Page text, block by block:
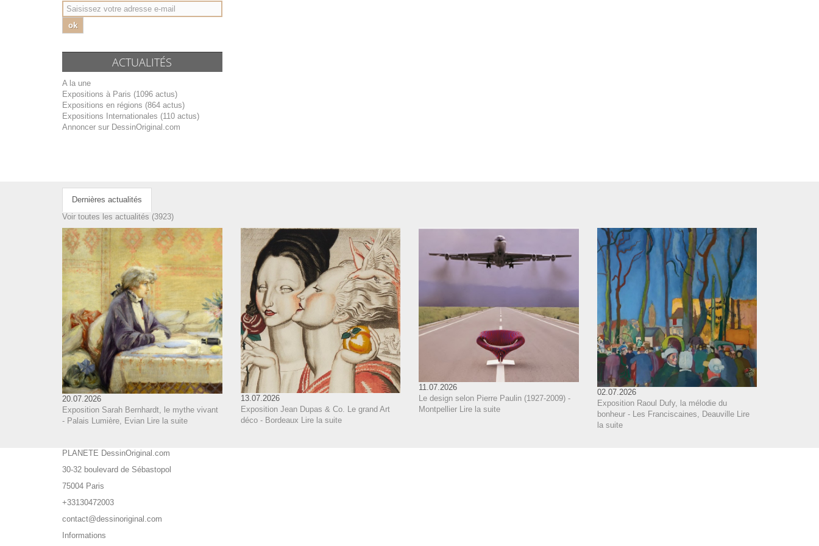
ok
ACTUALITÉS
A la une
Expositions à Paris (1096 actus)
Expositions en régions (864 actus)
Expositions Internationales (110 actus)
Annoncer sur DessinOriginal.com
Dernières actualités
Voir toutes les actualités (3923)
20.07.2026
Exposition Sarah Bernhardt, le mythe vivant
- Palais Lumière, Evian
Lire la suite
13.07.2026
Exposition Jean Dupas & Co. Le grand Art
déco - Bordeaux Lire la suite
11.07.2026
Le design selon Pierre Paulin (1927-2009) -
Montpellier Lire la suite
02.07.2026
Exposition Raoul Dufy, la mélodie du
bonheur - Les Franciscaines, Deauville
Lire
la suite
PLANETE DessinOriginal.com
30-32 boulevard de Sébastopol
75004 Paris
+33130472003
contact@dessinoriginal.com
Informations